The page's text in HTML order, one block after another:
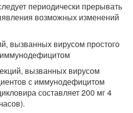
периодически прерывать
возможных изменений
вызванных вирусом простого
иммунодефицитом
вызванных вирусом
с иммунодефицитом
составляет 200 мг 4